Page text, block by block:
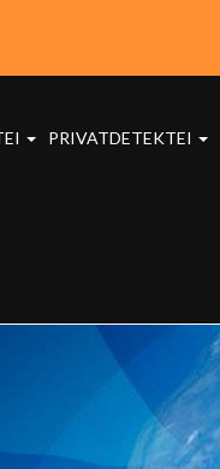
PRIVATDETEKTEI